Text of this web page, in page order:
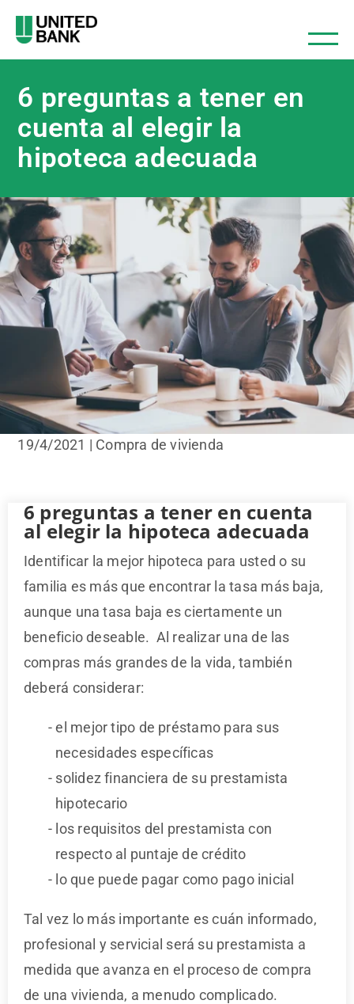
6 preguntas a tener en
cuenta al elegir la
hipoteca adecuada
19/4/2021 | Compra de vivienda
6 preguntas a tener en cuenta
al elegir la hipoteca adecuada
Identificar la mejor hipoteca para usted o su
familia es más que encontrar la tasa más baja,
aunque una tasa baja es ciertamente un
beneficio deseable. Al realizar una de las
compras más grandes de la vida, también
deberá considerar:
el mejor tipo de préstamo para sus
necesidades específicas
solidez financiera de su prestamista
hipotecario
los requisitos del prestamista con
respecto al puntaje de crédito
lo que puede pagar como pago inicial
Tal vez lo más importante es cuán informado,
profesional y servicial será su prestamista a
medida que avanza en el proceso de compra
de una vivienda, a menudo complicado.